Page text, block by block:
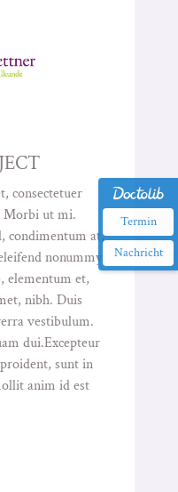
consectetuer
Morbi ut mi.
condimentum at,
nonummy
elementum et,
nibh. Duis
vestibulum.
dui.Excepteur
sunt in
anim id est
Termin
Nachricht